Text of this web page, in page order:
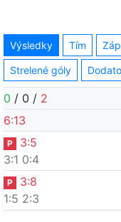
Výsledky Tím
Strelené góly
0 / 0 / 2
6:13
P 3:5
3:1 0:4
P 3:8
1:5 2:3